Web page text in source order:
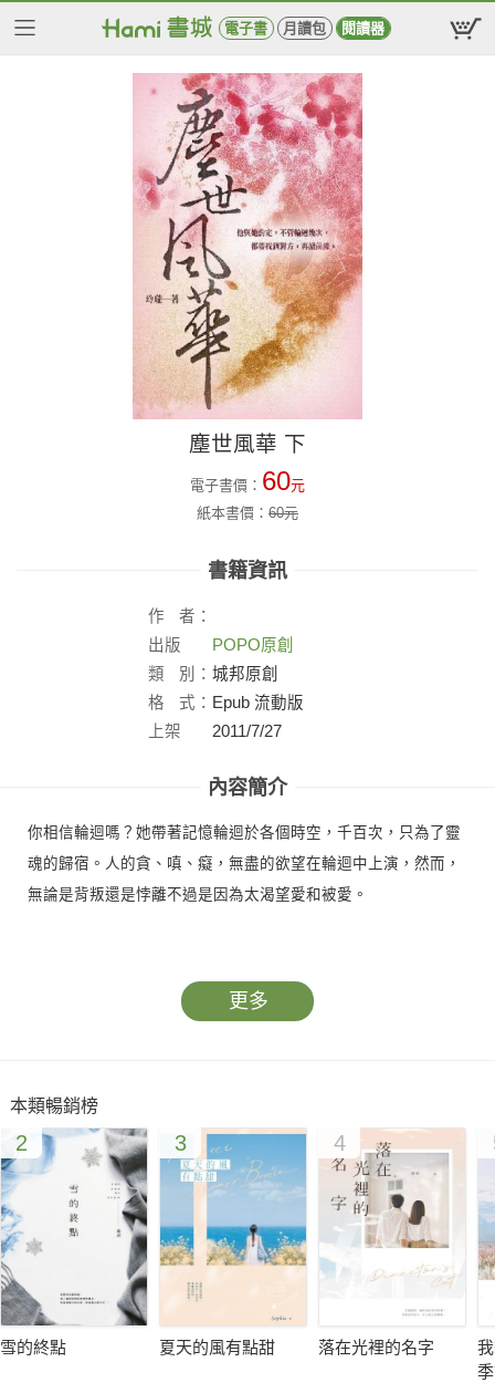
電子書 月讀包 閱讀器
塵世風華 下
電子書價： 60元
紙本書價： 60元
書籍資訊
作
者：
出版
社：
POPO原創
類
別： 城邦原創
格
式： Epub 流動版
上架
2011/7/27
內容簡介
你相信輪迴嗎？她帶著記憶輪迴於各個時空，千百次，只為了靈
魂的歸宿。人的貪、嗔、癡，無盡的欲望在輪迴中上演，然而，
無論是背叛還是悖離不過是因為太渴望愛和被愛。
更多
本類暢銷榜
2
雪的終點
3
夏天的風有點甜
4
落在光裡的名字